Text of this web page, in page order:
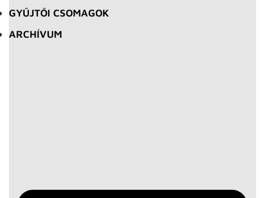
GYŰJTŐI CSOMAGOK
ARCHÍVUM